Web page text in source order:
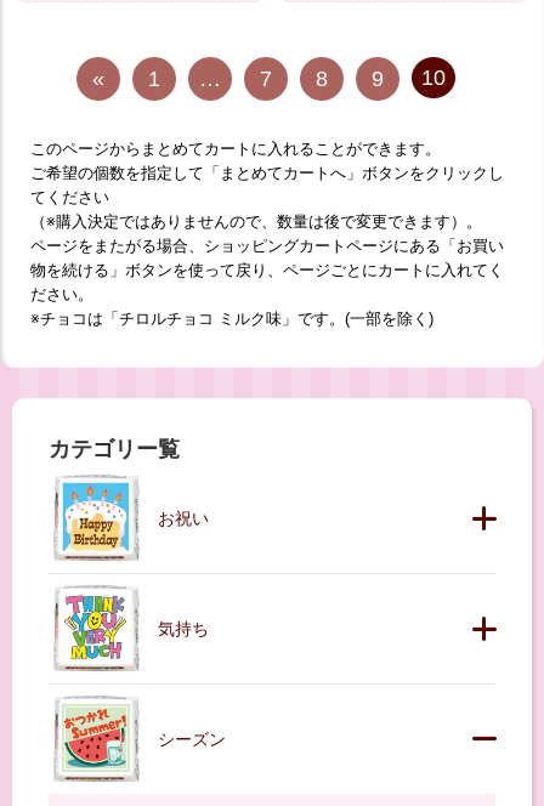
« 1 … 7 8 9 10
このページからまとめてカートに入れることができます。
ご希望の個数を指定して「まとめてカートへ」ボタンをクリックし
てください
（※購入決定ではありませんので、数量は後で変更できます）。
ページをまたがる場合、ショッピングカートページにある「お買い
物を続ける」ボタンを使って戻り、ページごとにカートに入れてく
ださい。
※チョコは「チロルチョコ ミルク味」です。(一部を除く)
カテゴリー覧
お祝い
気持ち
シーズン